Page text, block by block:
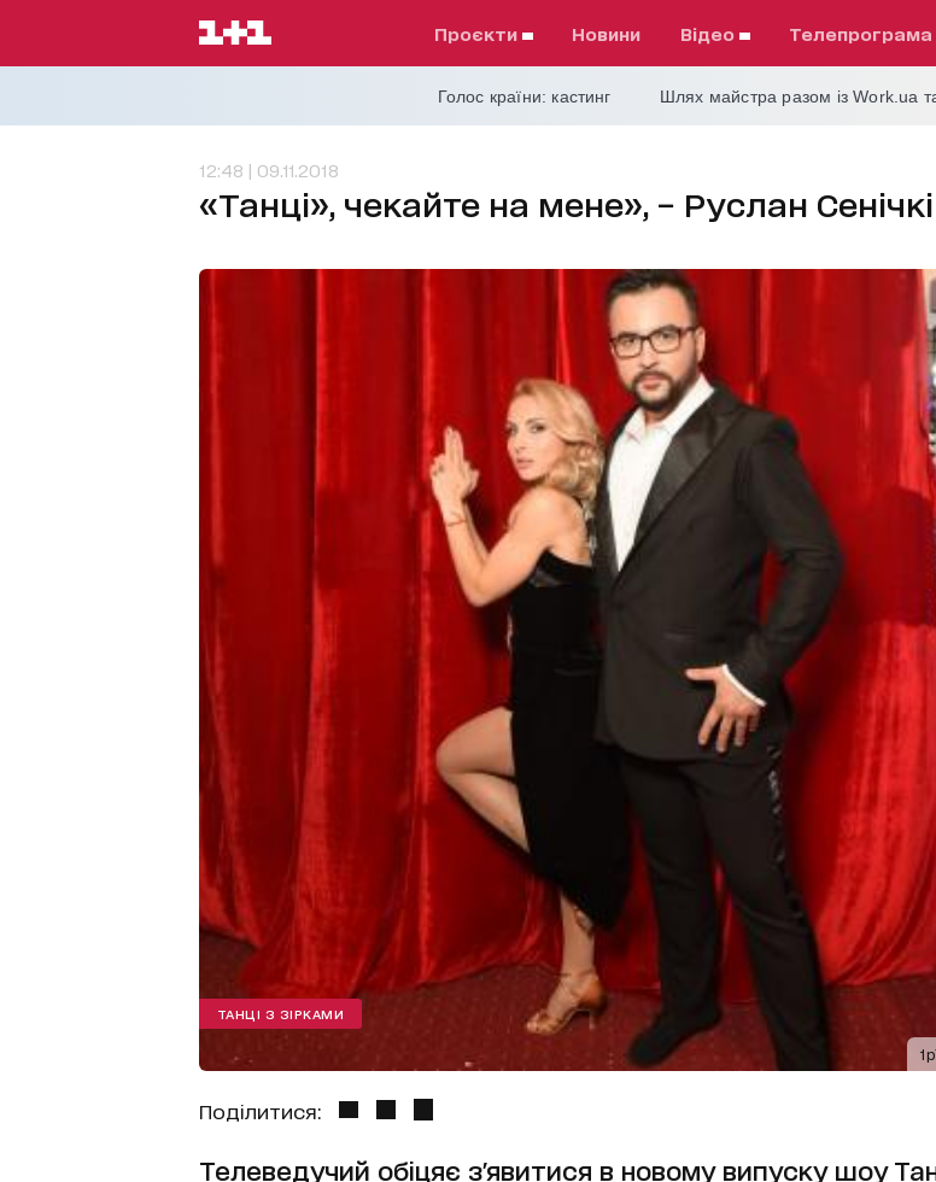
проєкти Новини відео телепрограма
Голос країни: кастинг Шлях майстра разом із Work.ua
12:48 | 09.11.2018
«Танці», чекайте на мене», − Руслан
ТАНЦІ З ЗІРКАМИ
Поділитися:
Телеведучий обіцяє з'явитися в новому випуску шоу